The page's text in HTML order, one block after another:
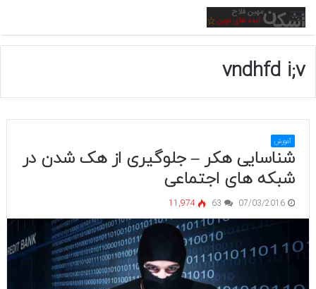
منو
vndhfd i;v
آموزش
شناسایی هکر – جلوگیری از هک شدن در
شبکه های اجتماعی
07/03/2016
63
11,974